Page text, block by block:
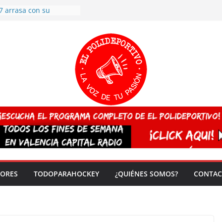
arrasa con su
España sub20
del mundo
vez!
TODOPARAHOCKEY ¿QUIÉNES SOMOS?